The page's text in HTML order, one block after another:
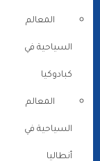
المعالم
السياحية في
كبادوكيا
المعالم
السياحية في
أنطاليا